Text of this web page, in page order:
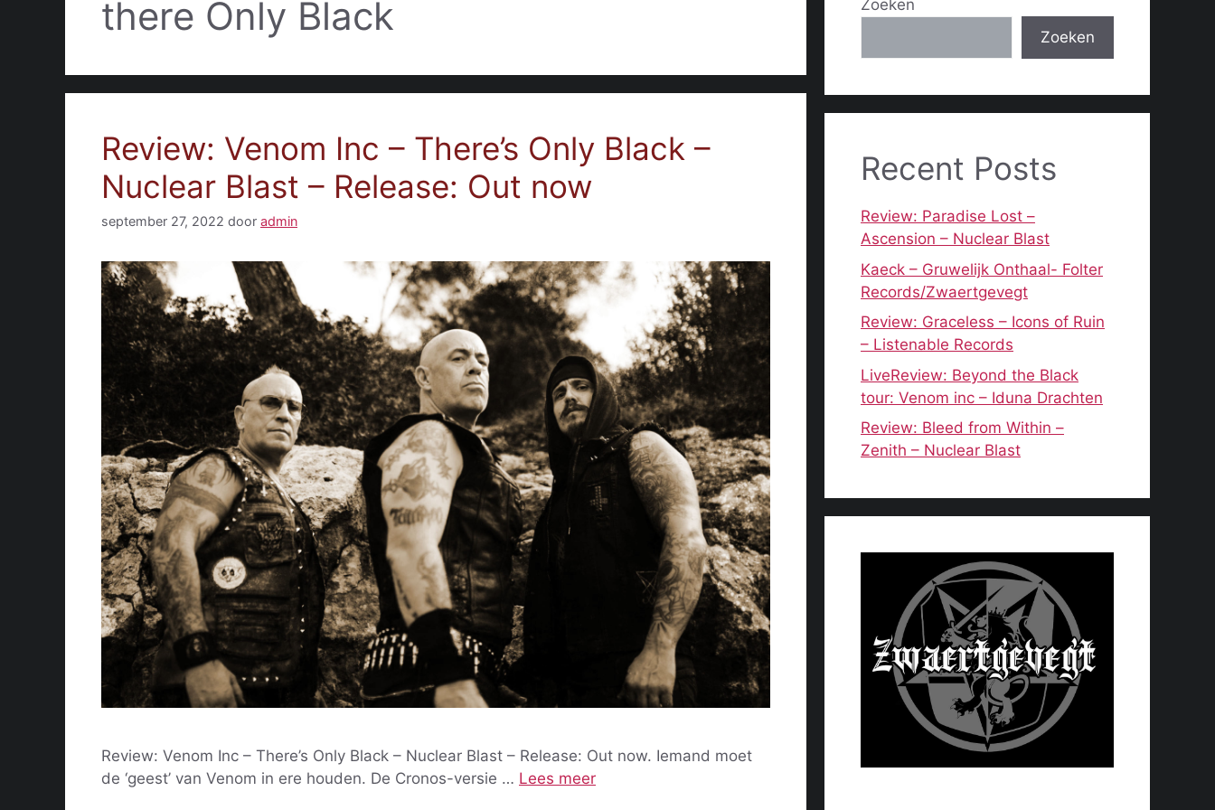
there Only Black
Review: Venom Inc – There’s Only Black –
Nuclear Blast – Release: Out now
september 27, 2022 door admin
Review: Venom Inc – There’s Only Black – Nuclear Blast – Release: Out now. Iemand moet
de ‘geest’ van Venom in ere houden. De Cronos-versie … Lees meer
Zoeken
Zoeken
Recent Posts
Review: Paradise Lost –
Ascension – Nuclear Blast
Kaeck – Gruwelijk Onthaal- Folter
Records/Zwaertgevegt
Review: Graceless – Icons of Ruin
– Listenable Records
LiveReview: Beyond the Black
tour: Venom inc – Iduna Drachten
Review: Bleed from Within –
Zenith – Nuclear Blast